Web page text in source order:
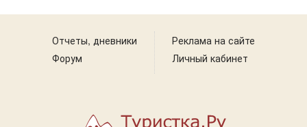
Отчеты, дневники
Форум
Реклама на сайте
Личный кабинет